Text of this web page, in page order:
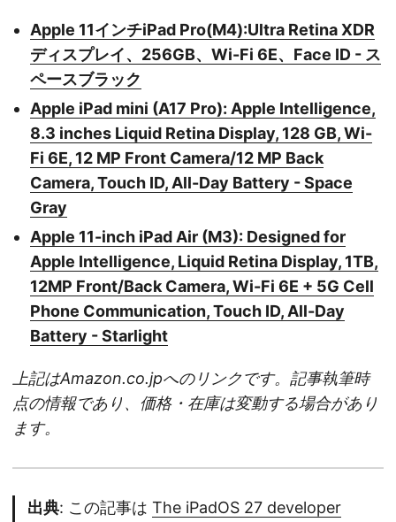
Apple 11インチiPad Pro(M4):Ultra Retina XDR
ディスプレイ、256GB、Wi-Fi 6E、Face ID - ス
ペースブラック
Apple iPad mini (A17 Pro): Apple Intelligence,
8.3 inches Liquid Retina Display, 128 GB, Wi-
Fi 6E, 12 MP Front Camera/12 MP Back
Camera, Touch ID, All-Day Battery - Space
Gray
Apple 11-inch iPad Air (M3): Designed for
Apple Intelligence, Liquid Retina Display, 1TB,
12MP Front/Back Camera, Wi-Fi 6E + 5G Cell
Phone Communication, Touch ID, All-Day
Battery - Starlight
上記はAmazon.co.jpへのリンクです。記事執筆時
点の情報であり、価格・在庫は変動する場合があり
ます。
出典: この記事は The iPadOS 27 developer